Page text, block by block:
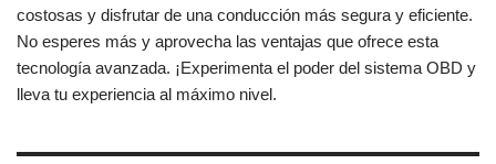
costosas y disfrutar de una conducción más segura y eficiente.
No esperes más y aprovecha las ventajas que ofrece esta
tecnología avanzada. ¡Experimenta el poder del sistema OBD y
lleva tu experiencia al máximo nivel.